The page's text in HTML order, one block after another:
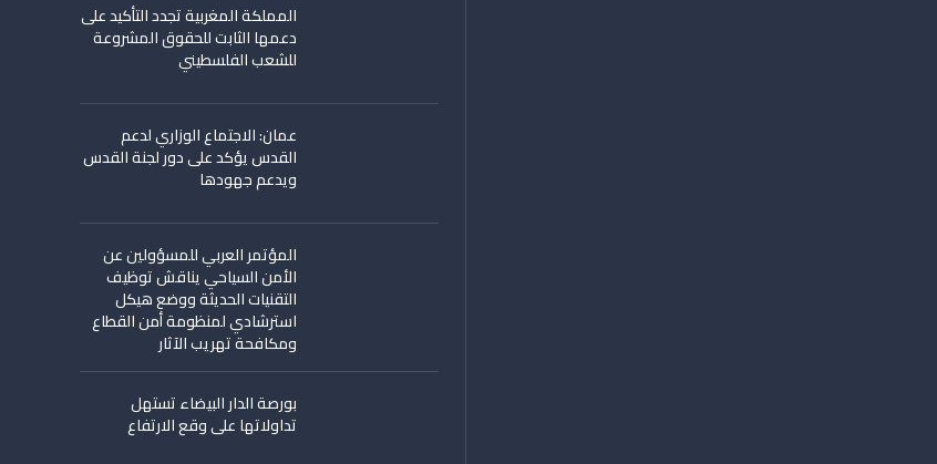
المملكة المغربية تجدد التأكيد على
دعمها الثابت للحقوق المشروعة
للشعب الفلسطيني
عمان: الاجتماع الوزاري لدعم
القدس يؤكد على دور لجنة القدس
ويدعم جهودها
المؤتمر العربي للمسؤولين عن
الأمن السياحي يناقش توظيف
التقنيات الحديثة ووضع هيكل
استرشادي لمنظومة أمن القطاع
ومكافحة تهريب الآثار
بورصة الدار البيضاء تستهل
تداولاتها على وقع الارتفاع